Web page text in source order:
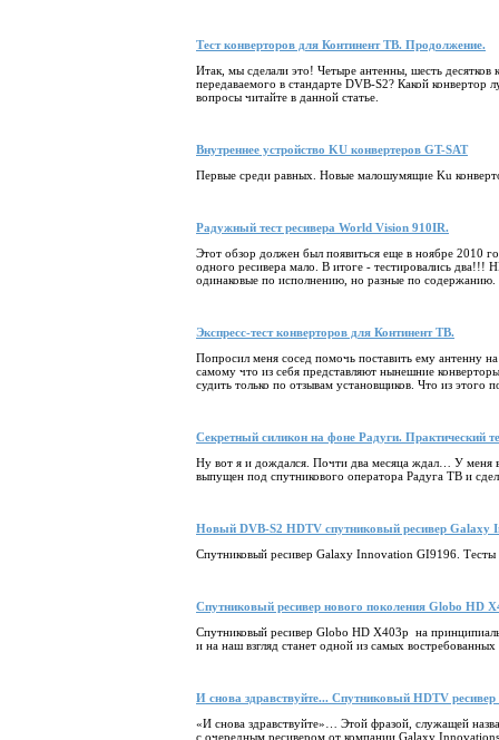
Тест конверторов для Континент ТВ. Продолжение.
Итак, мы сделали это! Четыре антенны, шесть десятков
передаваемого в стандарте DVB-S2? Какой
вопросы читайте в данной статье.
Внутреннее устройство KU конвертеров GT-SAT
Первые среди равных. Новые малошумящие Ku
Радужный тест ресивера World Vision 910IR.
Этот обзор должен был появиться еще в ноябре 2010
одного ресивера мало. В итоге - тестировались два!!!
одинаковые по исполнению, но разные по содержанию.
Экспресс-тест конверторов для Континент ТВ.
Попросил меня сосед помочь поставить ему антенну
самому что из себя представляют нынешние
судить только по отзывам установщиков. Что из этого
Секретный силикон на фоне Радуги. Практический
Ну вот я и дождался. Почти два месяца ждал… У меня
выпущен под спутникового оператора Радуга ТВ и
Новый DVB-S2 HDTV спутниковый ресивер Galaxy
Спутниковый ресивер Galaxy Innovation GI9196.
Cпутниковый ресивер нового поколения Globo HD
Спутниковый ресивер Globo HD X403p на
и на наш взгляд станет одной из самых
И снова здравствуйте... Спутниковый HDTV
«И снова здравствуйте»… Этой фразой, служащей
с очередным ресивером от компании Galaxy